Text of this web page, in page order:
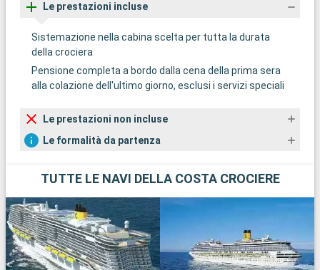
Le prestazioni incluse
Sistemazione nella cabina scelta per tutta la durata
della crociera
Pensione completa a bordo dalla cena della prima sera
alla colazione dell'ultimo giorno, esclusi i servizi speciali
Le prestazioni non incluse
Le formalità da partenza
TUTTE LE NAVI DELLA COSTA CROCIERE